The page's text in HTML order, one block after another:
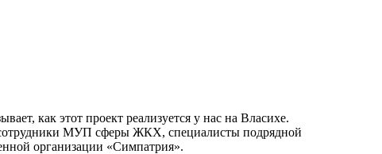
как этот проект реализуется у нас на Власихе.
сотрудники МУП сферы ЖКХ, специалисты подрядной
организации «Симпатрия».